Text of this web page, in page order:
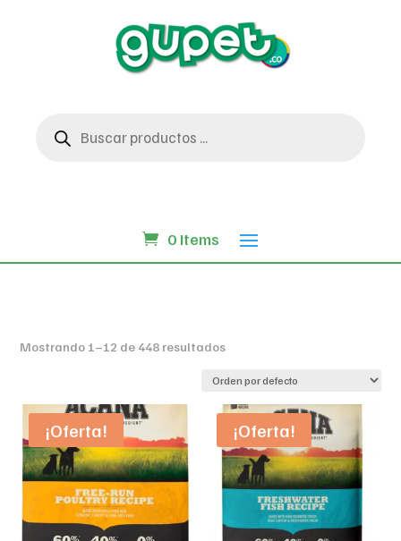
productos
0 Items
Mostrando 1–12 de 448 resultados
¡Oferta! ¡Oferta!